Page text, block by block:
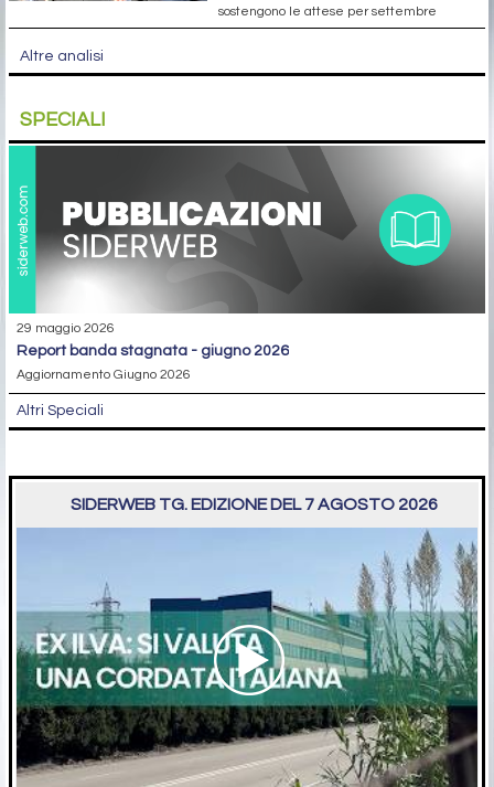
sostengono le attese per settembre
Altre analisi
SPECIALI
29 maggio 2026
report banda stagnata - giugno 2026
Aggiornamento Giugno 2026
Altri Speciali
SIDERWEB TG. EDIZIONE DEL 7 AGOSTO 2026